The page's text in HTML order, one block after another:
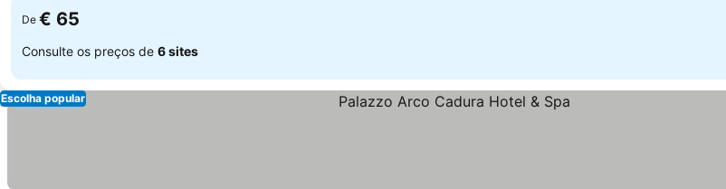
De € 65
Consulte os preços de 6 sites
Escolha popular